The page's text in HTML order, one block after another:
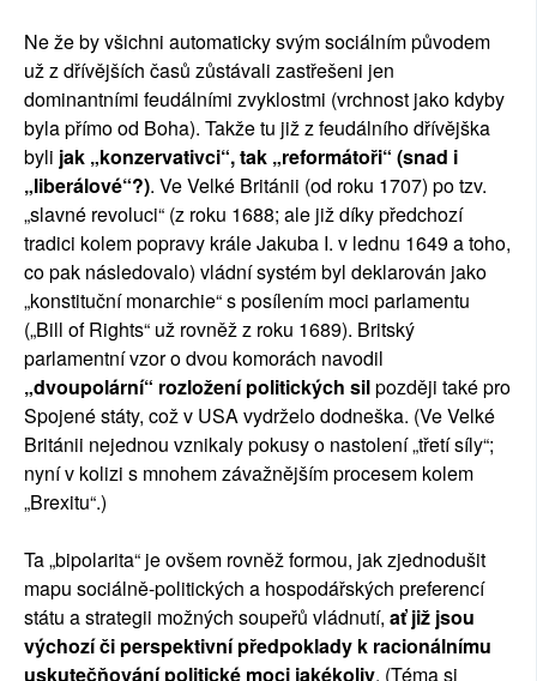
Ne že by všichni automaticky svým sociálním původem
už z dřívějších časů zůstávali zastřešeni jen
dominantními feudálními zvyklostmi (vrchnost jako kdyby
byla přímo od Boha). Takže tu již z feudálního dřívějška
byli jak „konzervativci“, tak „reformátoři“ (snad i
„liberálové“?). Ve Velké Británii (od roku 1707) po tzv.
„slavné revoluci“ (z roku 1688; ale již díky předchozí
tradici kolem popravy krále Jakuba I. v lednu 1649 a toho,
co pak následovalo) vládní systém byl deklarován jako
„konstituční monarchie“ s posílením moci parlamentu
(„Bill of Rights“ už rovněž z roku 1689). Britský
parlamentní vzor o dvou komorách navodil
„dvoupolární“ rozložení politických silpozději také pro
Spojené státy, což v USA vydrželo dodneška. (Ve Velké
Británii nejednou vznikaly pokusy o nastolení „třetí síly“;
nyní v kolizi s mnohem závažnějším procesem kolem
„Brexitu“.)
Ta „bipolarita“ je ovšem rovněž formou, jak zjednodušit
mapu sociálně-politických a hospodářských preferencí
státu a strategii možných soupeřů vládnutí, ať již jsou
výchozí či perspektivní předpoklady k racionálnímu
uskutečňování politické moci jakékoliv. (Téma si